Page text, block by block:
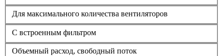
Для максимального количества вентиляторов
С встроенным фильтром
Объемный расход, свободный поток